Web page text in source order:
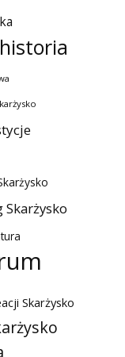
historia
Skarżysko